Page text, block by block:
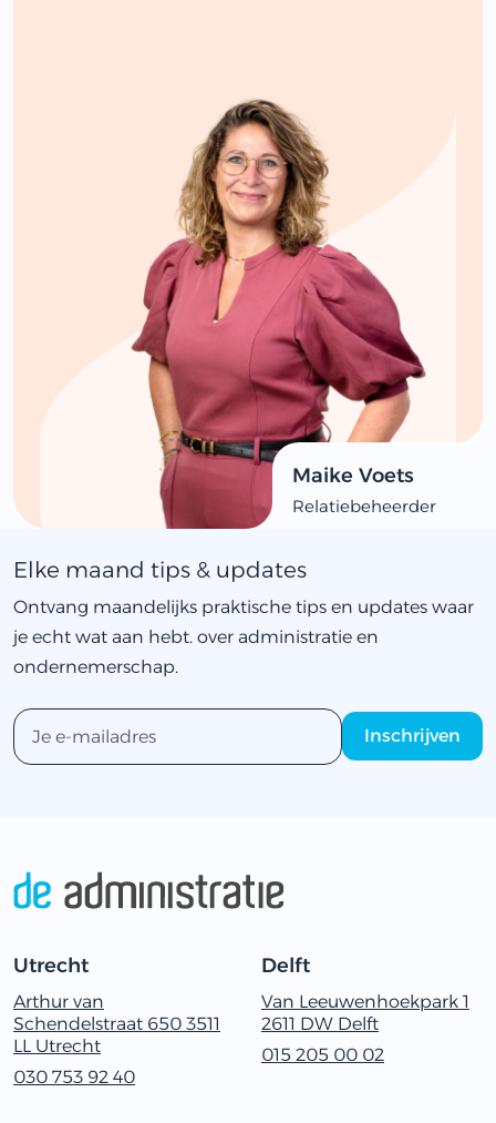
Maike Voets
Relatiebeheerder
Elke maand tips & updates
Ontvang maandelijks praktische tips en updates waar
je echt wat aan hebt. over administratie en
ondernemerschap.
Utrecht
Arthur van
Schendelstraat 650 3511
LL Utrecht
030‭ ‬753‭ ‬92‭ ‬40
Delft
Van Leeuwenhoekpark 1
2611 ‬DW Delft
015 205 00 02